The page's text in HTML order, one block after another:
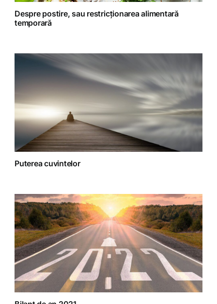
Retete Raw (nepreparate termic)
Despre postire, sau restricționarea alimentară
temporară
Puterea cuvintelor